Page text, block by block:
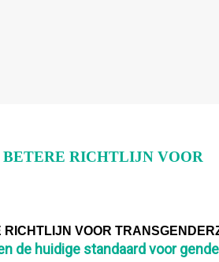
RICHTLIJN VOOR
VOOR
de huidige standaard voor